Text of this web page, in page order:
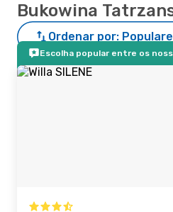
Bukowina
Ordenar por:
Escolha popular entre os